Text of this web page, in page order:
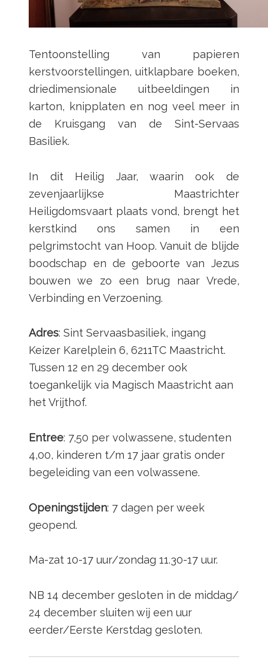
Tentoonstelling van papieren
kerstvoorstellingen, uitklapbare boeken,
driedimensionale uitbeeldingen in
karton, knipplaten en nog veel meer in
de Kruisgang van de Sint-Servaas
Basiliek.
In dit Heilig Jaar, waarin ook de
zevenjaarlijkse Maastrichter
Heiligdomsvaart plaats vond, brengt het
kerstkind ons samen in een
pelgrimstocht van Hoop. Vanuit de blijde
boodschap en de geboorte van Jezus
bouwen we zo een brug naar Vrede,
Verbinding en Verzoening.
Adres: Sint Servaasbasiliek, ingang
Keizer Karelplein 6, 6211TC Maastricht.
Tussen 12 en 29 december ook
toegankelijk via Magisch Maastricht aan
het Vrijthof.
Entree: 7,50 per volwassene, studenten
4,00, kinderen t/m 17 jaar gratis onder
begeleiding van een volwassene.
Openingstijden: 7 dagen per week
geopend.
Ma-zat 10-17 uur/zondag 11.30-17 uur.
NB 14 december gesloten in de middag/
24 december sluiten wij een uur
eerder/Eerste Kerstdag gesloten.